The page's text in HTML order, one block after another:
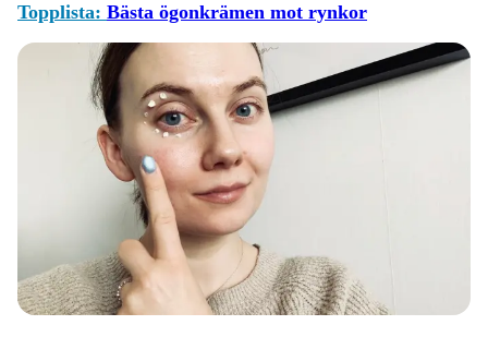
Topplista: Bästa ögonkrämen mot rynkor